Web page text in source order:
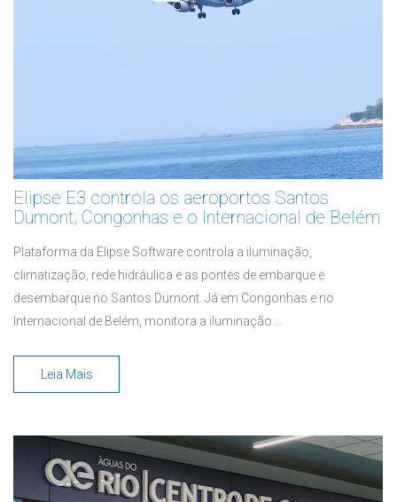
Elipse E3 controla os aeroportos Santos
Dumont, Congonhas e o Internacional de Belém
Plataforma da Elipse Software controla a iluminação,
climatização, rede hidráulica e as pontes de embarque e
desembarque no Santos Dumont. Já em Congonhas e no
Internacional de Belém, monitora a iluminação ...
Leia Mais